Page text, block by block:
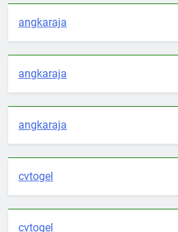
angkaraja
angkaraja
angkaraja
cvtogel
cvtogel